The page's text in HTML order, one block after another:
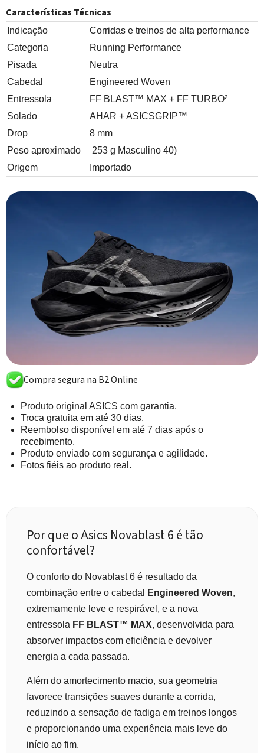
Características Técnicas
Indicação
Corridas e treinos de alta performance
Categoria
Running Performance
Pisada
Neutra
Cabedal
Engineered Woven
Entressola
FF BLAST™ MAX + FF TURBO²
Solado
AHAR + ASICSGRIP™
Drop
8 mm
Peso aproximado
253 g Masculino 40)
Origem
Importado
Compra segura na B2 Online
Produto original ASICS com garantia.
Troca gratuita em até 30 dias.
Reembolso disponível em até 7 dias após o
recebimento.
Produto enviado com segurança e agilidade.
Fotos fiéis ao produto real.
Por que o Asics Novablast 6 é tão
confortável?
O conforto do Novablast 6 é resultado da
combinação entre o cabedal
Engineered Woven,
extremamente leve e respirável, e a nova
entressola FF BLAST™ MAX, desenvolvida para
absorver impactos com eficiência e devolver
energia a cada passada.
Além do amortecimento macio, sua geometria
favorece transições suaves durante a corrida,
reduzindo a sensação de fadiga em treinos longos
e proporcionando uma experiência mais leve do
início ao fim.